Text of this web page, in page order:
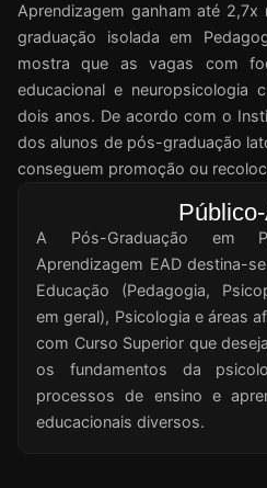
Aprendizagem ganham até
graduação isolada em
mostra que as vagas com
educacional e neuropsicologia
dois anos. De acordo com o
dos alunos de pós-graduação
conseguem promoção ou
A Pós-Graduação em
Aprendizagem EAD destina-
Educação (Pedagogia,
em geral), Psicologia e áreas
com Curso Superior que
os fundamentos da
processos de ensino e
educacionais diversos.